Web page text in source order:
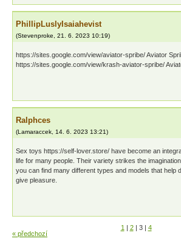
PhillipLuslyIsaiahevist
(Stevenproke, 21. 6. 2023 10:19)
https://sites.google.com/view/aviator-spribe/ Aviator
https://sites.google.com/view/krash-aviator-spribe/
Ralphces
(Lamaraccek, 14. 6. 2023 13:21)
Sex toys https://self-lover.store/ have become an
life for many people. Their variety strikes the
you can find many different types and models that help
give pleasure.
« předchozí
1 2 3
4